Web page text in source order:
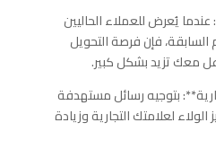
يُعرض للعملاء الحاليين
فإن فرصة التحويل
معك تزيد بشكل كبير.
بتوجيه رسائل مستهدفة
لعلامتك التجارية وزيادة